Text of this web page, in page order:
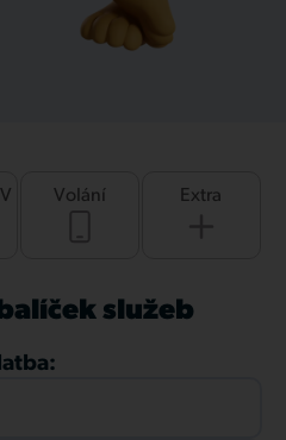
Volání Extra
služeb